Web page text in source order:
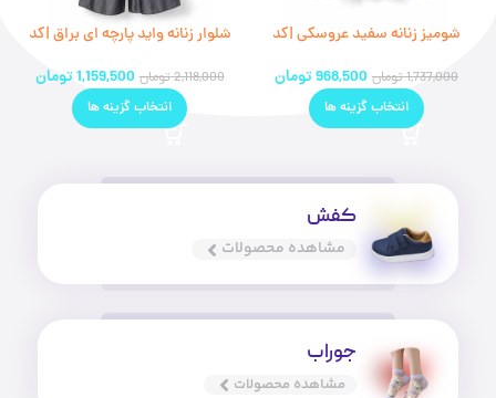
شومیز زنانه سفید عروسکی |کد
1,737,000تومان 968,500تومان
انتخاب گزینه ها
شلوار زنانه واید پارچه ای براق |کد
2,118,000تومان 1,159,500تومان
انتخاب گزینه ها
کفش
مشاهده محصولات
جوراب
مشاهده محصولات